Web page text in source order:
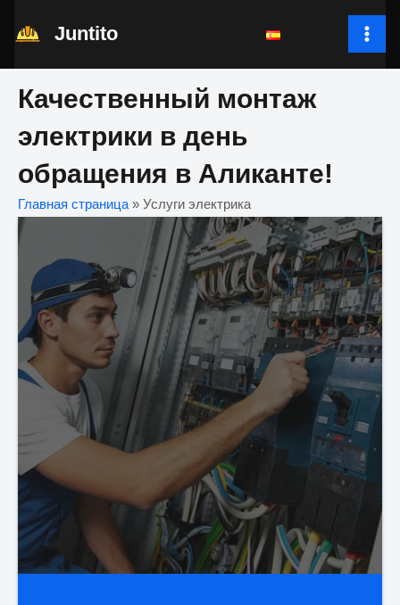
Juntito
Качественный монтаж
электрики в день
обращения в Аликанте!
Главная страница » Услуги электрика